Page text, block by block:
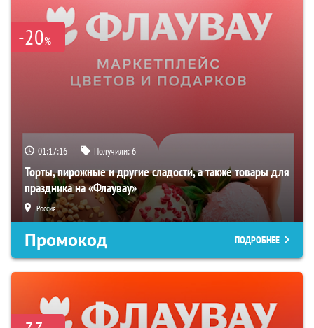
-20%
01:16:34 Получили:6
Торты, пирожные и другие сладости, а также товары для
праздника на «Флаувау»
Россия
Промокод ПОДРОБНЕЕ